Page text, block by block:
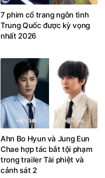
7 phim cổ trang ngôn tình
Trung Quốc được kỳ vọng
nhất 2026
Ahn Bo Hyun và Jung Eun
Chae hợp tác bắt tội phạm
trong trailer Tài phiệt và
cảnh sát 2